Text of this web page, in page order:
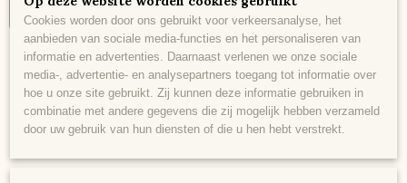
IN WINKELWAGEN
Omschrijving
Gastrovino Rotterdam Cadeaukaart
Geef een gastrovino Rotterdam cadeaukaart cadeau.Te besteden
Cookies worden door ons gebruikt voor verkeersanalyse, het
aanbieden van sociale media-functies en het personaliseren van
informatie en advertenties. Daarnaast verlenen we onze sociale
media-, advertentie- en analysepartners toegang tot informatie over
hoe u onze site gebruikt. Zij kunnen deze informatie gebruiken in
combinatie met andere gegevens die zij mogelijk hebben verzameld
door uw gebruik van hun diensten of die u hen hebt verstrekt.